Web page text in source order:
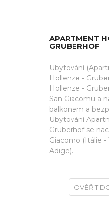
APARTMENT
GRUBERHOF
Ubytování
Hollenze -
Hollenze -
San Giacomu a
balkonem a
Ubytování
Gruberhof se
Giacomo (Itálie -
Adige).
OVĚŘIT